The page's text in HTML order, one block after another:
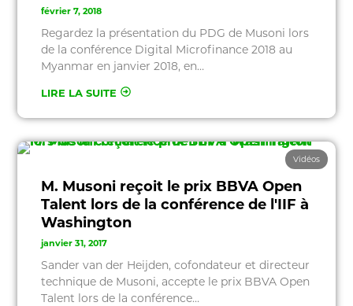
février 7, 2018
Regardez la présentation du PDG de Musoni lors
de la conférence Digital Microfinance 2018 au
Myanmar en janvier 2018, en…
LIRE LA SUITE
Vidéos
M. Musoni reçoit le prix BBVA Open
Talent lors de la conférence de l'IIF à
Washington
janvier 31, 2017
Sander van der Heijden, cofondateur et directeur
technique de Musoni, accepte le prix BBVA Open
Talent lors de la conférence…